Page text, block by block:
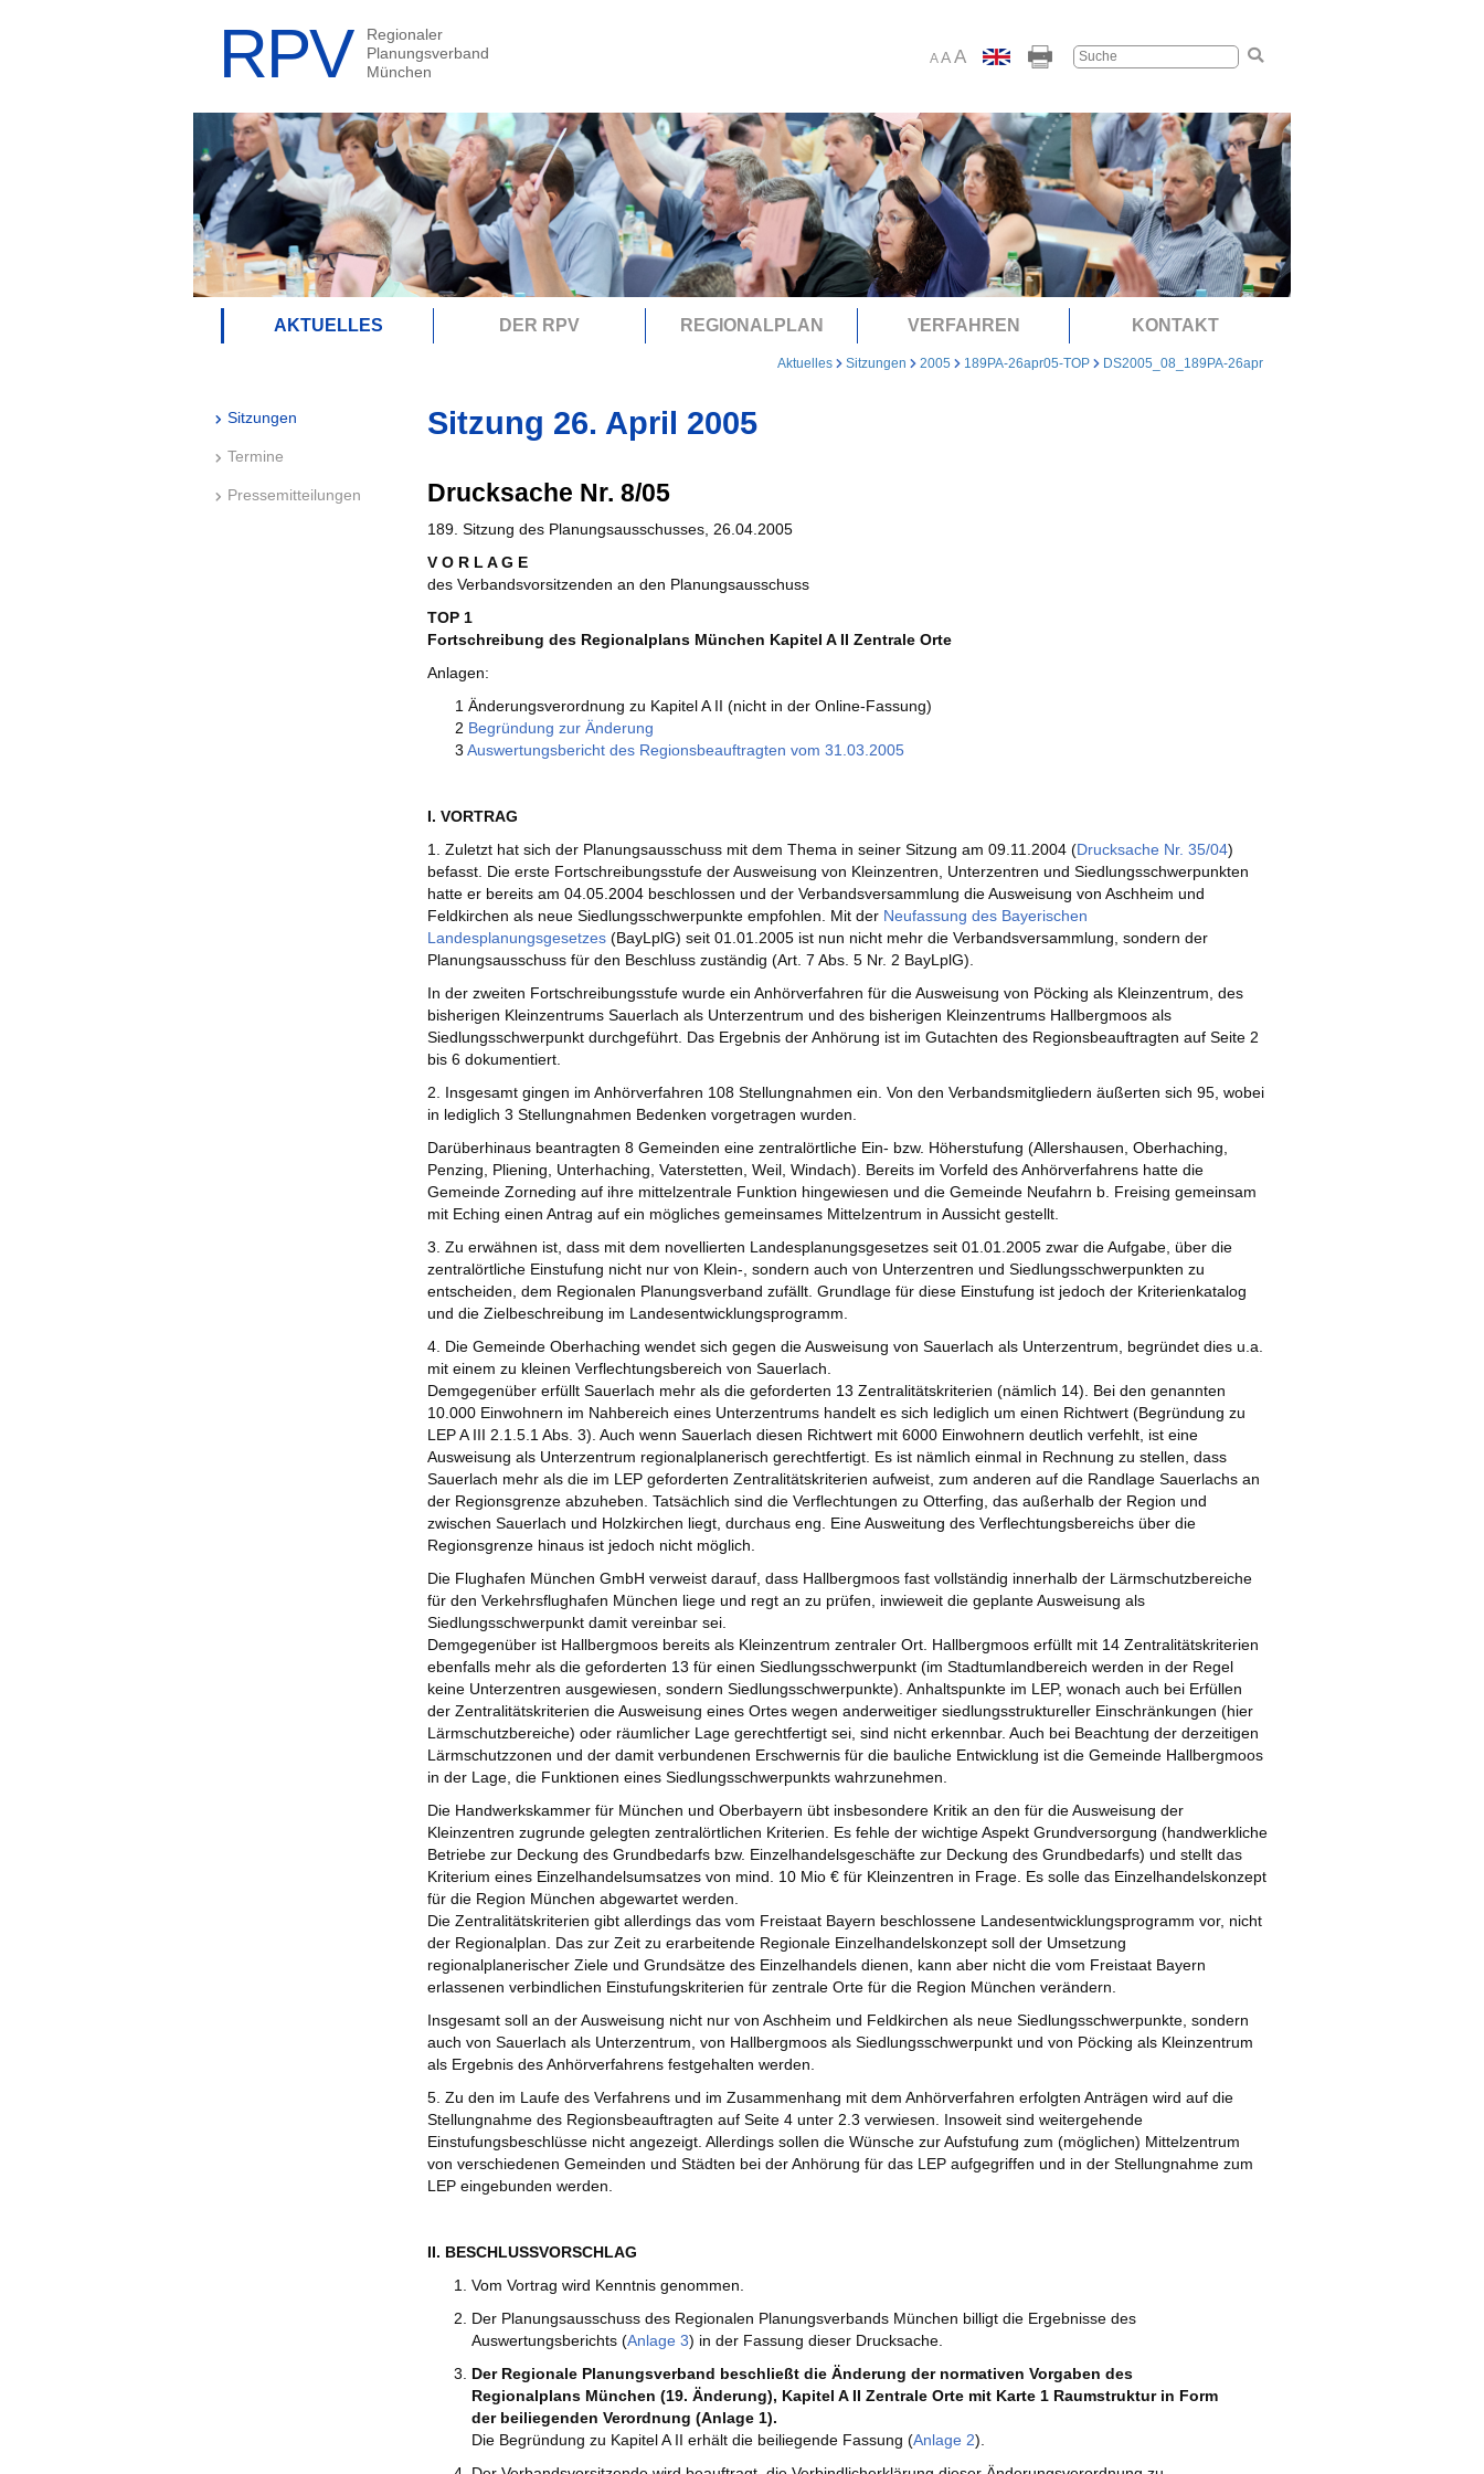
A AA
AKTUELLES DER RPV REGIONALPLAN VERFAHREN KONTAKT
Aktuelles Sitzungen 2005 189PA-26apr05-TOP DS2005_08_189PA-26apr
Sitzungen
Termine
Pressemitteilungen
Sitzung 26. April 2005
Drucksache Nr. 8/05
189. Sitzung des Planungsausschusses, 26.04.2005
V O R L A G E
des Verbandsvorsitzenden an den Planungsausschuss
TOP 1
Fortschreibung des Regionalplans München Kapitel A II Zentrale Orte
Anlagen:
1 Änderungsverordnung zu Kapitel A II (nicht in der Online-Fassung)
2 Begründung zur Änderung
3 Auswertungsbericht des Regionsbeauftragten vom 31.03.2005
I. VORTRAG
1. Zuletzt hat sich der Planungsausschuss mit dem Thema in seiner Sitzung am 09.11.2004 (Drucksache Nr. 35/04)
befasst. Die erste Fortschreibungsstufe der Ausweisung von Kleinzentren, Unterzentren und Siedlungsschwerpunkten
hatte er bereits am 04.05.2004 beschlossen und der Verbandsversammlung die Ausweisung von Aschheim und
Feldkirchen als neue Siedlungsschwerpunkte empfohlen. Mit der Neufassung des Bayerischen
Landesplanungsgesetzes(BayLplG) seit 01.01.2005 ist nun nicht mehr die Verbandsversammlung, sondern der
Planungsausschuss für den Beschluss zuständig (Art. 7 Abs. 5 Nr. 2 BayLplG).
In der zweiten Fortschreibungsstufe wurde ein Anhörverfahren für die Ausweisung von Pöcking als Kleinzentrum, des
bisherigen Kleinzentrums Sauerlach als Unterzentrum und des bisherigen Kleinzentrums Hallbergmoos als
Siedlungsschwerpunkt durchgeführt. Das Ergebnis der Anhörung ist im Gutachten des Regionsbeauftragten auf Seite 2
bis 6 dokumentiert.
2. Insgesamt gingen im Anhörverfahren 108 Stellungnahmen ein. Von den Verbandsmitgliedern äußerten sich 95, wobei
in lediglich 3 Stellungnahmen Bedenken vorgetragen wurden.
Darüberhinaus beantragten 8 Gemeinden eine zentralörtliche Ein- bzw. Höherstufung (Allershausen, Oberhaching,
Penzing, Pliening, Unterhaching, Vaterstetten, Weil, Windach). Bereits im Vorfeld des Anhörverfahrens hatte die
Gemeinde Zorneding auf ihre mittelzentrale Funktion hingewiesen und die Gemeinde Neufahrn b. Freising gemeinsam
mit Eching einen Antrag auf ein mögliches gemeinsames Mittelzentrum in Aussicht gestellt.
3. Zu erwähnen ist, dass mit dem novellierten Landesplanungsgesetzes seit 01.01.2005 zwar die Aufgabe, über die
zentralörtliche Einstufung nicht nur von Klein-, sondern auch von Unterzentren und Siedlungsschwerpunkten zu
entscheiden, dem Regionalen Planungsverband zufällt. Grundlage für diese Einstufung ist jedoch der Kriterienkatalog
und die Zielbeschreibung im Landesentwicklungsprogramm.
4. Die Gemeinde Oberhaching wendet sich gegen die Ausweisung von Sauerlach als Unterzentrum, begründet dies u.a.
mit einem zu kleinen Verflechtungsbereich von Sauerlach.
Demgegenüber erfüllt Sauerlach mehr als die geforderten 13 Zentralitätskriterien (nämlich 14). Bei den genannten
10.000 Einwohnern im Nahbereich eines Unterzentrums handelt es sich lediglich um einen Richtwert (Begründung zu
LEP A III 2.1.5.1 Abs. 3). Auch wenn Sauerlach diesen Richtwert mit 6000 Einwohnern deutlich verfehlt, ist eine
Ausweisung als Unterzentrum regionalplanerisch gerechtfertigt. Es ist nämlich einmal in Rechnung zu stellen, dass
Sauerlach mehr als die im LEP geforderten Zentralitätskriterien aufweist, zum anderen auf die Randlage Sauerlachs an
der Regionsgrenze abzuheben. Tatsächlich sind die Verflechtungen zu Otterfing, das außerhalb der Region und
zwischen Sauerlach und Holzkirchen liegt, durchaus eng. Eine Ausweitung des Verflechtungsbereichs über die
Regionsgrenze hinaus ist jedoch nicht möglich.
Die Flughafen München GmbH verweist darauf, dass Hallbergmoos fast vollständig innerhalb der Lärmschutzbereiche
für den Verkehrsflughafen München liege und regt an zu prüfen, inwieweit die geplante Ausweisung als
Siedlungsschwerpunkt damit vereinbar sei.
Demgegenüber ist Hallbergmoos bereits als Kleinzentrum zentraler Ort. Hallbergmoos erfüllt mit 14 Zentralitätskriterien
ebenfalls mehr als die geforderten 13 für einen Siedlungsschwerpunkt (im Stadtumlandbereich werden in der Regel
keine Unterzentren ausgewiesen, sondern Siedlungsschwerpunkte). Anhaltspunkte im LEP, wonach auch bei Erfüllen
der Zentralitätskriterien die Ausweisung eines Ortes wegen anderweitiger siedlungsstruktureller Einschränkungen (hier
Lärmschutzbereiche) oder räumlicher Lage gerechtfertigt sei, sind nicht erkennbar. Auch bei Beachtung der derzeitigen
Lärmschutzzonen und der damit verbundenen Erschwernis für die bauliche Entwicklung ist die Gemeinde Hallbergmoos
in der Lage, die Funktionen eines Siedlungsschwerpunkts wahrzunehmen.
Die Handwerkskammer für München und Oberbayern übt insbesondere Kritik an den für die Ausweisung der
Kleinzentren zugrunde gelegten zentralörtlichen Kriterien. Es fehle der wichtige Aspekt Grundversorgung (handwerkliche
Betriebe zur Deckung des Grundbedarfs bzw. Einzelhandelsgeschäfte zur Deckung des Grundbedarfs) und stellt das
Kriterium eines Einzelhandelsumsatzes von mind. 10 Mio € für Kleinzentren in Frage. Es solle das Einzelhandelskonzept
für die Region München abgewartet werden.
Die Zentralitätskriterien gibt allerdings das vom Freistaat Bayern beschlossene Landesentwicklungsprogramm vor, nicht
der Regionalplan. Das zur Zeit zu erarbeitende Regionale Einzelhandelskonzept soll der Umsetzung
regionalplanerischer Ziele und Grundsätze des Einzelhandels dienen, kann aber nicht die vom Freistaat Bayern
erlassenen verbindlichen Einstufungskriterien für zentrale Orte für die Region München verändern.
Insgesamt soll an der Ausweisung nicht nur von Aschheim und Feldkirchen als neue Siedlungsschwerpunkte, sondern
auch von Sauerlach als Unterzentrum, von Hallbergmoos als Siedlungsschwerpunkt und von Pöcking als Kleinzentrum
als Ergebnis des Anhörverfahrens festgehalten werden.
5. Zu den im Laufe des Verfahrens und im Zusammenhang mit dem Anhörverfahren erfolgten Anträgen wird auf die
Stellungnahme des Regionsbeauftragten auf Seite 4 unter 2.3 verwiesen. Insoweit sind weitergehende
Einstufungsbeschlüsse nicht angezeigt. Allerdings sollen die Wünsche zur Aufstufung zum (möglichen) Mittelzentrum
von verschiedenen Gemeinden und Städten bei der Anhörung für das LEP aufgegriffen und in der Stellungnahme zum
LEP eingebunden werden.
II. BESCHLUSSVORSCHLAG
Vom Vortrag wird Kenntnis genommen.
Der Planungsausschuss des Regionalen Planungsverbands München billigt die Ergebnisse des
Auswertungsberichts (Anlage 3) in der Fassung dieser Drucksache.
Der Regionale Planungsverband beschließt die Änderung der normativen Vorgaben des
Regionalplans München (19. Änderung), Kapitel A II Zentrale Orte mit Karte 1 Raumstruktur in Form
der beiliegenden Verordnung (Anlage 1).
Die Begründung zu Kapitel A II erhält die beiliegende Fassung (Anlage 2).